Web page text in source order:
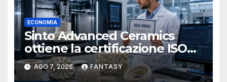
ECONOMIA
Sinto Advanced Ceramics
ottiene la certificazione ISO
9001 per la stampa 3D di
ceramiche tecniche
AGO 7, 2026 FANTASY